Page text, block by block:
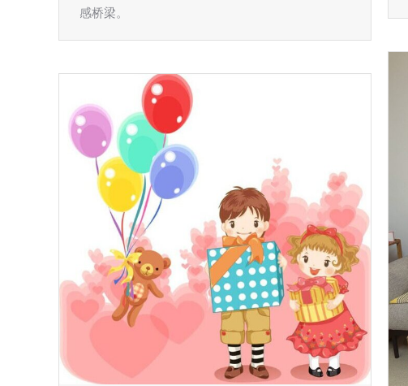
感桥梁。